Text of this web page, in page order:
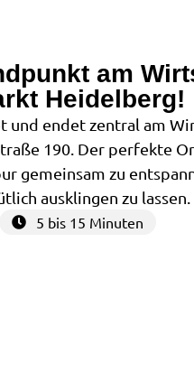
am
Heidelberg!
und endet zentral am
190. Der perfekte
gemeinsam zu
ausklingen zu lassen.
5 bis 15 Minuten